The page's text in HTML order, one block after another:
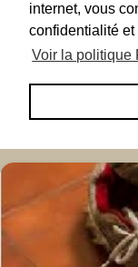
internet, vous
confidentialité
Voir la politique